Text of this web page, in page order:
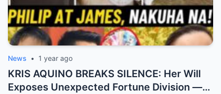
News • 1 year ago
KRIS AQUINO BREAKS SILENCE: Her Will
Exposes Unexpected Fortune Division —